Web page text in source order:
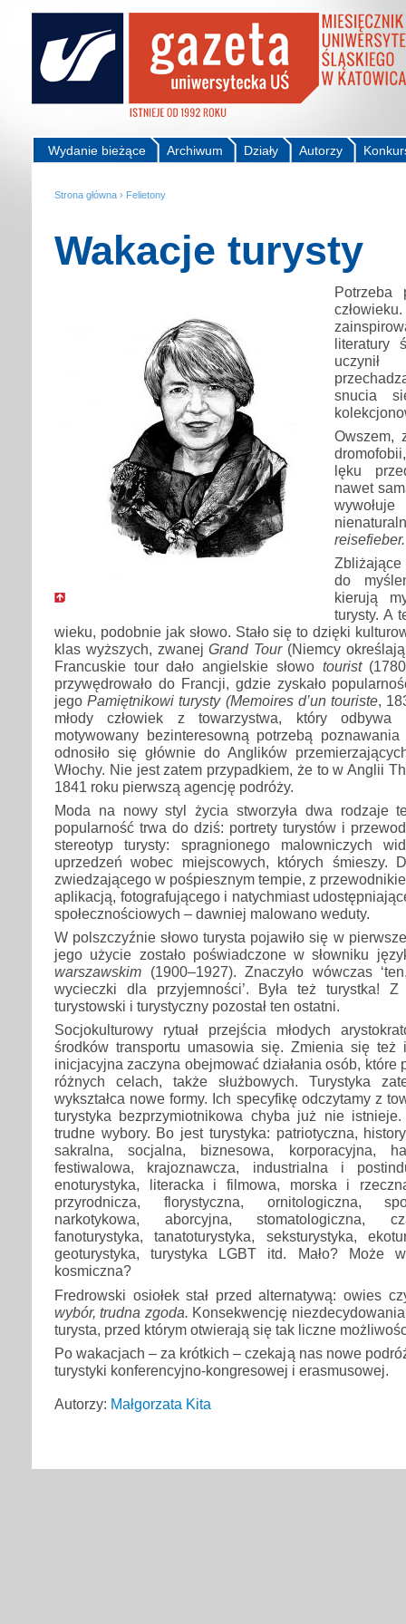
Autorzy
Działy
Archiwum
Wydanie bieżące
Strona główna › Felietony
Wakacje turysty
Potrzeba
literatury
uczynił
snucia
Owszem,
lęku
nawet
reisefieber.
Zbliżające
do
kierują
turysty. A
wieku, podobnie jak słowo. Stało się to dzięki
klas wyższych, zwanejGrand Tour(Niemcy
Francuskie tour dało angielskie słowo tourist
przywędrowało do Francji, gdzie zyskało
jegoPamiętnikowi turysty (Memoires d’un touriste,
młody człowiek z towarzystwa, który
motywowany bezinteresowną potrzebą
odnosiło się głównie do Anglików
Włochy. Nie jest zatem przypadkiem, że to w Anglii
1841 roku pierwszą agencję podróży.
Moda na nowy styl życia stworzyła dwa rodzaje
popularność trwa do dziś: portrety turystów i
stereotyp turysty: spragnionego malowniczych
uprzedzeń wobec miejscowych, których śmieszy.
zwiedzającego w pośpiesznym tempie, z
aplikacją, fotografującego i natychmiast
społecznościowych – dawniej malowano weduty.
W polszczyźnie słowo turysta pojawiło się w
jego użycie zostało poświadczone w słowniku
warszawskim (1900–1927). Znaczyło wówczas
wycieczki dla przyjemności’. Była też turystka! Z
turystowski i turystyczny pozostał ten ostatni.
Socjokulturowy rytuał przejścia młodych
środków transportu umasowia się. Zmienia się też
inicjacyjna zaczyna obejmować działania osób, które
różnych celach, także służbowych. Turystyka
wykształca nowe formy. Ich specyfikę odczytamy z
turystyka bezprzymiotnikowa chyba już nie
trudne wybory. Bo jest turystyka: patriotyczna,
sakralna, socjalna, biznesowa, korporacyjna,
festiwalowa, krajoznawcza, industrialna i
enoturystyka, literacka i filmowa, morska i
przyrodnicza, florystyczna, ornitologiczna,
narkotykowa, aborcyjna, stomatologiczna,
fanoturystyka, tanatoturystyka, seksturystyka,
geoturystyka, turystyka LGBT itd. Mało? Może
kosmiczna?
Fredrowski osiołek stał przed alternatywą: owies
wybór, trudna zgoda. Konsekwencję
turysta, przed którym otwierają się tak liczne
Po wakacjach – za krótkich – czekają nas nowe
turystyki konferencyjno-kongresowej i erasmusowej.
Autorzy: Małgorzata Kita